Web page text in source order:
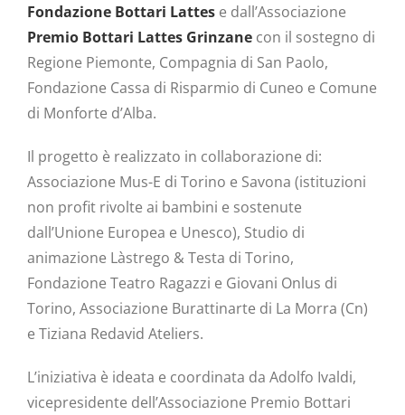
Fondazione Bottari Lattes e dall’Associazione
Premio Bottari Lattes Grinzane con il sostegno di
Regione Piemonte, Compagnia di San Paolo,
Fondazione Cassa di Risparmio di Cuneo e Comune
di Monforte d’Alba.
Il progetto è realizzato in collaborazione di:
Associazione Mus-E di Torino e Savona (istituzioni
non profit rivolte ai bambini e sostenute
dall’Unione Europea e Unesco), Studio di
animazione Làstrego & Testa di Torino,
Fondazione Teatro Ragazzi e Giovani Onlus di
Torino, Associazione Burattinarte di La Morra (Cn)
e Tiziana Redavid Ateliers.
L’iniziativa è ideata e coordinata da Adolfo Ivaldi,
vicepresidente dell’Associazione Premio Bottari